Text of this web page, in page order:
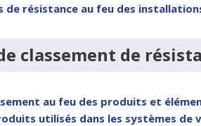
de résistance au feu des
classement de
au feu des produits et
utilisés dans les systèmes de